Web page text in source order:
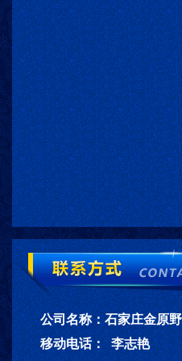
公司名称：石家庄金原
移动电话：李志艳